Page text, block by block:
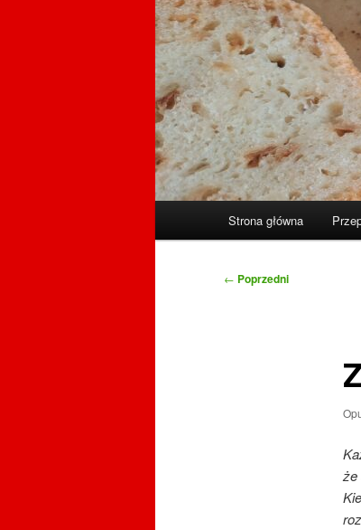
Strona główna
Nawigacja
← Poprzedni
że